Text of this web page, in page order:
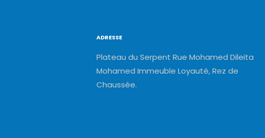
ADRESSE
Plateau du Serpent Rue Mohamed Dileita
Mohamed Immeuble Loyauté, Rez de
Chaussée.